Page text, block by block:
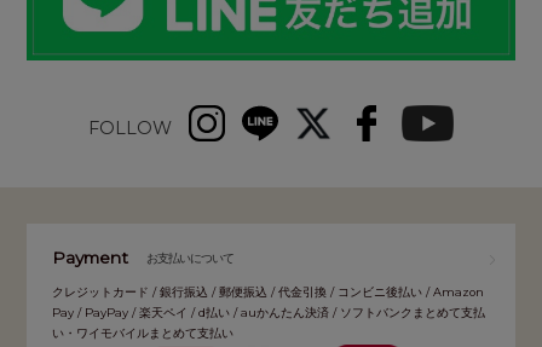
FOLLOW
Payment お支払いについて
クレジットカード / 銀行振込 / 郵便振込 / 代金引換 / コンビニ後払い / Amazon
Pay / PayPay / 楽天ペイ / d払い / auかんたん決済 / ソフトバンクまとめて支払
い・ワイモバイルまとめて支払い